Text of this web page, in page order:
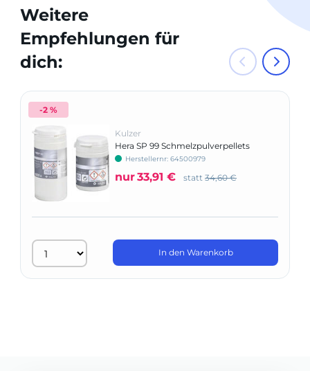
Weitere
Empfehlungen für
dich:
-2 %
Kulzer
Hera SP 99 Schmelzpulverpellets
Herstellernr: 64500979
nur33,91 € statt 34,60 €
In den Warenkorb